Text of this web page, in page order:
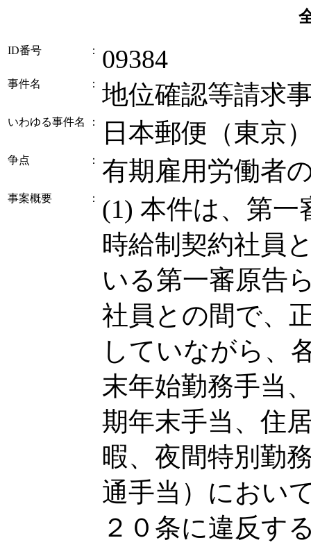
ID番号 ： 09384
事件名 ： 地位確認等請求
いわゆる事件名 ： 日本郵便（東京
争点 ： 有期雇用労働者
事案概要 ：
(1) 本件は、第一
時給制契約社員
いる第一審原告
社員との間で、
していながら、
末年始勤務手当
期年末手当、住
暇、夜間特別勤
通手当）におい
２０条に違反す